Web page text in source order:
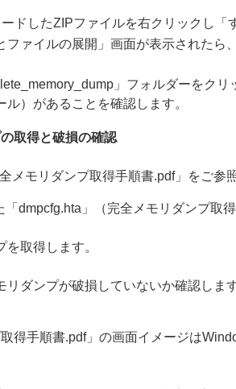
ドしたZIPファイルを右クリックし「
ファイルの展開」画面が表示されたら
」フォルダーをク
ル）があることを確認します。
取得と破損の確認
メモリダンプ取得手順書.pdf」をご参
「dmpcfg.hta」（完全メモリダンプ取
取得します。
リダンプが破損していないか確認します
得手順書.pdf」の画面イメージは